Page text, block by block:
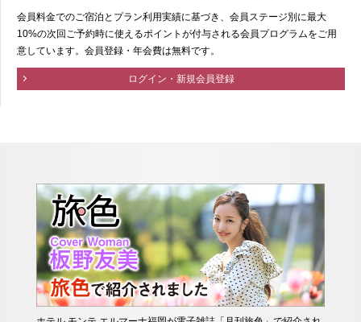
会員料金でのご宿泊とプラン利用実績に基づき、会員ステージ別に最大
10%の次回ご予約時に使えるポイントが付与される会員プログラムをご用
意しています。会員登録・年会費は無料です。
ログイン・新規会員登録